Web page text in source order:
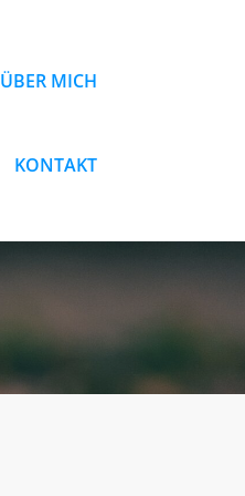
ÜBER MICH
KONTAKT